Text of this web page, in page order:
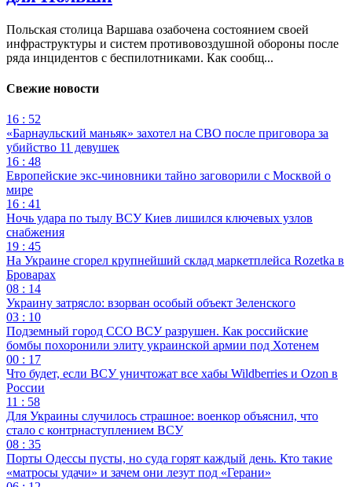
Польская столица Варшава озабочена состоянием своей
инфраструктуры и систем противовоздушной обороны после
ряда инцидентов с беспилотниками. Как сообщ...
Свежие новости
16 : 52
«Барнаульский маньяк» захотел на СВО после приговора за
убийство 11 девушек
16 : 48
Европейские экс-чиновники тайно заговорили с Москвой о
мире
16 : 41
Ночь удара по тылу ВСУ Киев лишился ключевых узлов
снабжения
19 : 45
На Украине сгорел крупнейший склад маркетплейса Rozetka в
Броварах
08 : 14
Украину затрясло: взорван особый объект Зеленского
03 : 10
Подземный город ССО ВСУ разрушен. Как российские
бомбы похоронили элиту украинской армии под Хотенем
00 : 17
Что будет, если ВСУ уничтожат все хабы Wildberries и Ozon в
России
11 : 58
Для Украины случилось страшное: военкор объяснил, что
стало с контрнаступлением ВСУ
08 : 35
Порты Одессы пусты, но суда горят каждый день. Кто такие
«матросы удачи» и зачем они лезут под «Герани»